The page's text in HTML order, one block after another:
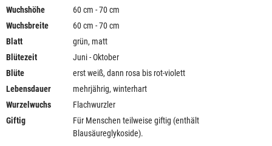
Wuchshöhe
60 cm - 70 cm
Wuchsbreite
60 cm - 70 cm
Blatt
grün, matt
Blütezeit
Juni - Oktober
Blüte
erst weiß, dann rosa bis rot-violett
Lebensdauer
mehrjährig, winterhart
Wurzelwuchs
Flachwurzler
Giftig
Für Menschen teilweise giftig (enthält
Blausäureglykoside).